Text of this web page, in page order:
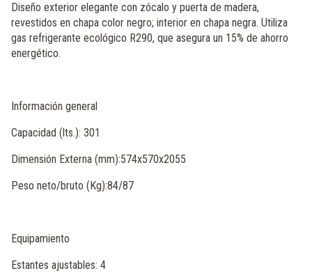
Diseño exterior elegante con zócalo y puerta de madera,
revestidos en chapa color negro; interior en chapa negra. Utiliza
gas refrigerante ecológico R290, que asegura un 15% de ahorro
energético.
Información general
Capacidad (lts.): 301
Dimensión Externa (mm):574x570x2055
Peso neto/bruto (Kg):84/87
Equipamiento
Estantes ajustables: 4